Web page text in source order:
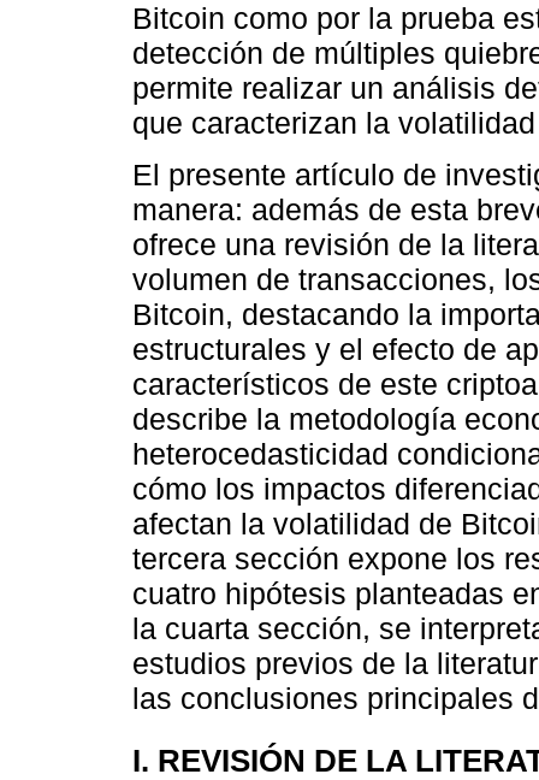
Bitcoin como por la prueba
detección de múltiples
permite realizar un análisis
que caracterizan la
El presente artículo de
manera: además de esta
ofrece una revisión de la
volumen de transacciones,
Bitcoin, destacando la
estructurales y el efecto de
característicos de este
describe la metodología
heterocedasticidad
cómo los impactos
afectan la volatilidad de
tercera sección expone los
cuatro hipótesis planteadas
la cuarta sección, se
estudios previos de la
las conclusiones principales
I. REVISIÓN DE LA